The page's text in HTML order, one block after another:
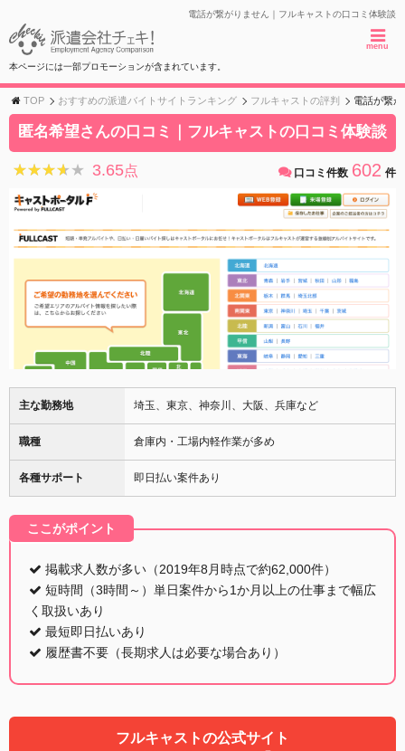
電話が繋がりません｜フルキャストの口コミ体験談
menu
本ページには一部プロモーションが含まれています。
TOP おすすめの派遣バイトサイトランキング フルキャストの評判 電話が繋
匿名希望さんの口コミ｜フルキャストの口コミ体験談
★★★★★
★★★★★ 3.65点 口コミ件数 602 件
主な勤務地 埼玉、東京、神奈川、大阪、兵庫など
職種 倉庫内・工場内軽作業が多め
各種サポート 即日払い案件あり
ここがポイント
掲載求人数が多い（2019年8月時点で約62,000件）
短時間（3時間～）単日案件から1か月以上の仕事まで幅広
く取扱いあり
最短即日払いあり
履歴書不要（長期求人は必要な場合あり）
フルキャストの公式サイト